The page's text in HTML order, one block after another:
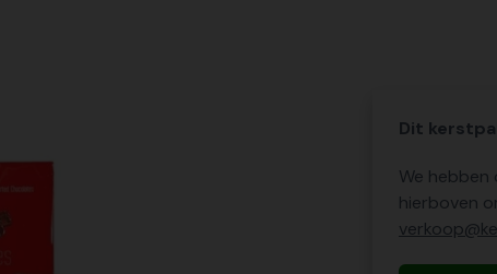
Dit
We
hierboven